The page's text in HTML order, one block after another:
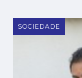
SOCIEDADE